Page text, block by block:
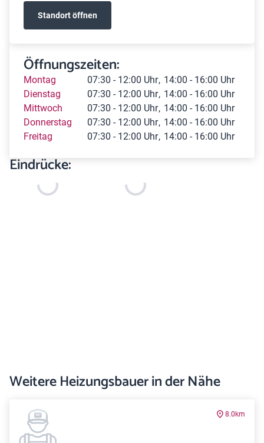
Standort öffnen
Öffnungszeiten:
Montag 07:30 - 12:00 Uhr 14:00 - 16:00 Uhr
Dienstag
07:30 - 12:00 Uhr 14:00 - 16:00 Uhr
Mittwoch
07:30 - 12:00 Uhr 14:00 - 16:00 Uhr
Donnerstag
07:30 - 12:00 Uhr 14:00 - 16:00 Uhr
Freitag
07:30 - 12:00 Uhr 14:00 - 16:00 Uhr
Eindrücke:
Weitere Heizungsbauer in der Nähe
8.0km